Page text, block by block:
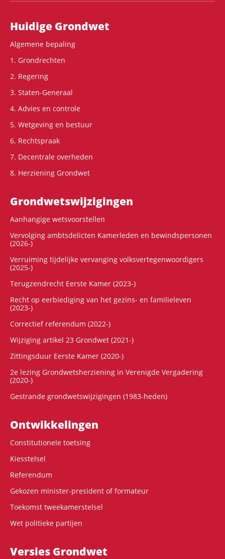
Hoofdnavigatie
Huidige Grondwet
Algemene bepaling
1. Grondrechten
2. Regering
3. Staten-Generaal
4. Advies en controle
5. Wetgeving en bestuur
6. Rechtspraak
7. Decentrale overheden
8. Herziening Grondwet
Grondwets­wijzigingen
Aanhangige wetsvoorstellen
Vervolging ambtsdelicten Kamerleden en bewindspersonen
(2026-)
Verruiming tijdelijke vervanging volksvertegenwoordigers
(2025-)
Terugzendrecht Eerste Kamer (2023-)
Recht op eerbiediging van het gezins- en familieleven
(2023-)
Correctief referendum (2022-)
Wijziging artikel 23 Grondwet (2021-)
Zittingsduur Eerste Kamer (2020-)
2e lezing Grondwetsherziening in Verenigde Vergadering
(2020-)
Gestrande grondwetswijzigingen (1983-heden)
Ontwikke­lingen
Constitutionele toetsing
Kiesstelsel
Referendum
Gekozen minister-president of formateur
Toekomst tweekamerstelsel
Wet politieke partijen
Versies Grondwet